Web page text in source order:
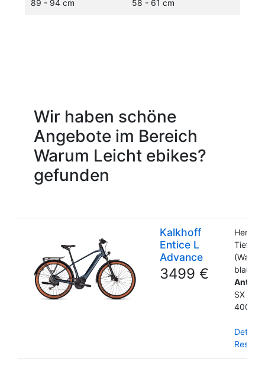
89 - 94 cm 58 - 61 cm
Wir haben schöne
Angebote im Bereich
Warum Leicht ebikes?
gefunden
Kalkhoff
Entice L
Advance
3499 €
(Wave)
blau
Antrieb
SX
400Wh
Details